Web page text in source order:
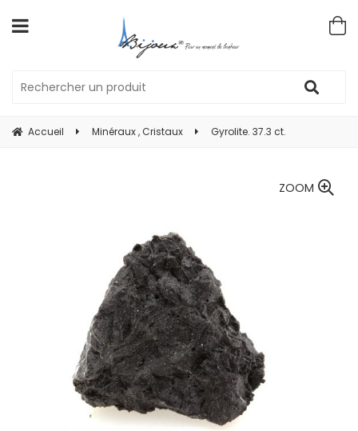
Accueil Minéraux , Cristaux Gyrolite. 37.3 ct.
ZOOM